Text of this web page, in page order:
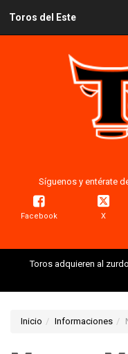
Toros del Este
Síguenos y entérate
Facebook X
Toros adquieren al
Inicio Informaciones